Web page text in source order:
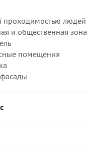
проходимостью людей
и общественная зона
помещения